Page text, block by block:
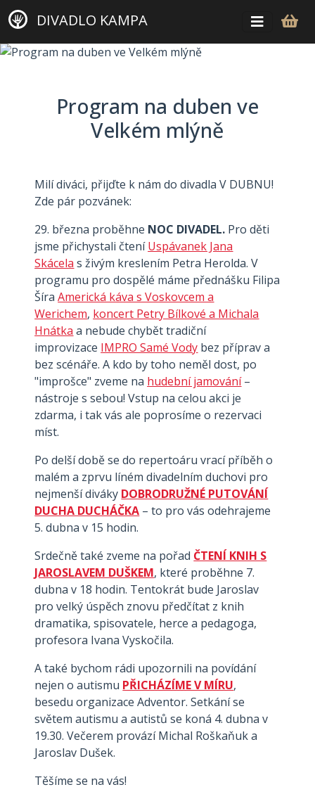
DIVADLO KAMPA
Program na duben ve
Velkém mlýně
Milí diváci, přijďte k nám do divadla V DUBNU!
Zde pár pozvánek:
29. března proběhne NOC DIVADEL. Pro děti
jsme přichystali čteníUspávanek Jana
Skácela s živým kreslením Petra Herolda. V
programu pro dospělé máme přednášku Filipa
ŠíraAmerická káva s Voskovcem a
Werichem, koncert Petry Bílkové a Michala
Hnátka a nebude chybět tradiční
improvizace IMPRO Samé Vody bez příprav a
bez scénáře. A kdo by toho neměl dost, po
"improšce" zveme na hudební jamování–
nástroje s sebou! Vstup na celou akci je
zdarma, i tak vás ale poprosíme o rezervaci
míst.
Po delší době se do repertoáru vrací příběh o
malém a zprvu líném divadelním duchovi pro
nejmenší diváky DOBRODRUŽNÉ PUTOVÁNÍ
DUCHA DUCHÁČKA – to pro vás odehrajeme
5. dubna v 15 hodin.
Srdečně také zveme na pořad ČTENÍ KNIH S
JAROSLAVEM DUŠKEM, které proběhne 7.
dubna v 18 hodin. Tentokrát bude Jaroslav
pro velký úspěch znovu předčítat z knih
dramatika, spisovatele, herce a pedagoga,
profesora Ivana Vyskočila.
A také bychom rádi upozornili na povídání
nejen o autismu PŘICHÁZÍME V MÍRU,
besedu organizace Adventor. Setkání se
světem autismu a autistů se koná 4. dubna v
19.30. Večerem provází Michal Roškaňuk a
Jaroslav Dušek.
Těšíme se na vás!